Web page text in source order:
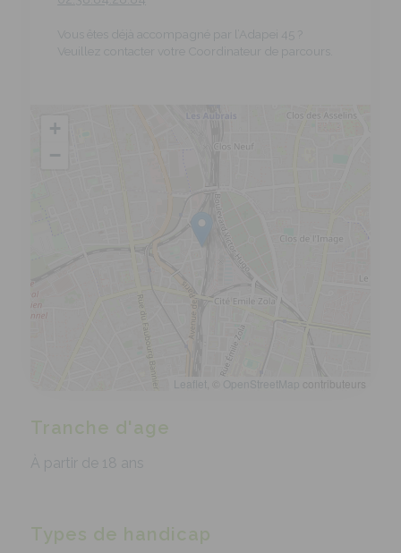
Tranche d'age
À partir de 18 ans
Types de handicap
Vous êtes déjà accompagné par l’Adapei 45 ?
Veuillez contacter votre Coordinateur de parcours.
+
−
Leaflet OpenStreetMap contributeurs